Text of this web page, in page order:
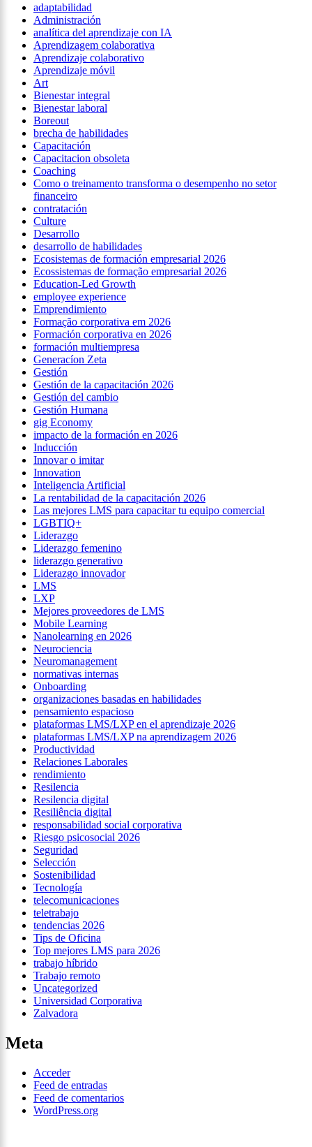
adaptabilidad
Administración
analítica del aprendizaje con IA
Aprendizagem colaborativa
Aprendizaje colaborativo
Aprendizaje móvil
Art
Bienestar integral
Bienestar laboral
Boreout
brecha de habilidades
Capacitación
Capacitacion obsoleta
Coaching
Como o treinamento transforma o desempenho no setor
financeiro
contratación
Culture
Desarrollo
desarrollo de habilidades
Ecosistemas de formación empresarial 2026
Ecossistemas de formação empresarial 2026
Education-Led Growth
employee experience
Emprendimiento
Formação corporativa em 2026
Formación corporativa en 2026
formación multiempresa
Generacíon Zeta
Gestión
Gestión de la capacitación 2026
Gestión del cambio
Gestión Humana
gig Economy
impacto de la formación en 2026
Inducción
Innovar o imitar
Innovation
Inteligencia Artificial
La rentabilidad de la capacitación 2026
Las mejores LMS para capacitar tu equipo comercial
LGBTIQ+
Liderazgo
Liderazgo femenino
liderazgo generativo
Liderazgo innovador
LMS
LXP
Mejores proveedores de LMS
Mobile Learning
Nanolearning en 2026
Neurociencia
Neuromanagement
normativas internas
Onboarding
organizaciones basadas en habilidades
pensamiento espacioso
plataformas LMS/LXP en el aprendizaje 2026
plataformas LMS/LXP na aprendizagem 2026
Productividad
Relaciones Laborales
rendimiento
Resilencia
Resilencia digital
Resiliência digital
responsabilidad social corporativa
Riesgo psicosocial 2026
Seguridad
Selección
Sostenibilidad
Tecnología
telecomunicaciones
teletrabajo
tendencias 2026
Tips de Oficina
Top mejores LMS para 2026
trabajo híbrido
Trabajo remoto
Uncategorized
Universidad Corporativa
Zalvadora
Meta
Acceder
Feed de entradas
Feed de comentarios
WordPress.org